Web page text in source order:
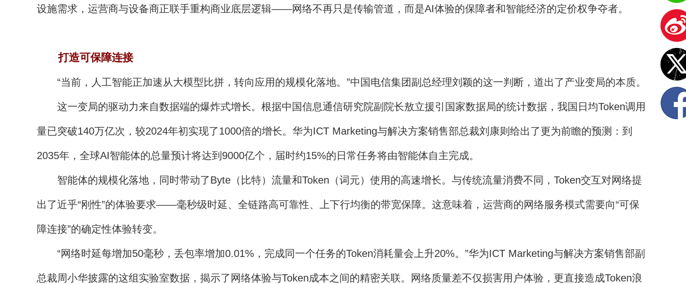
设施需求，运营商与设备商正联手重构商业底层逻辑——网络不再只是传输管道，而是AI体验的保障者和智能经济的定价权争夺者。
打造可保障连接
“当前，人工智能正加速从大模型比拼，转向应用的规模化落地。”中国电信集团副总经理刘颖的这一判断，道出了产业变局的本质。
这一变局的驱动力来自数据端的爆炸式增长。根据中国信息通信研究院副院长敖立援引国家数据局的统计数据，我国日均Token调用
量已突破140万亿次，较2024年初实现了1000倍的增长。华为ICT Marketing与解决方案销售部总裁刘康则给出了更为前瞻的预测：到
2035年，全球AI智能体的总量预计将达到9000亿个，届时约15%的日常任务将由智能体自主完成。
智能体的规模化落地，同时带动了Byte（比特）流量和Token（词元）使用的高速增长。与传统流量消费不同，Token交互对网络提
出了近乎“刚性”的体验要求——毫秒级时延、全链路高可靠性、上下行均衡的带宽保障。这意味着，运营商的网络服务模式需要向“可保
障连接”的确定性体验转变。
“网络时延每增加50毫秒，丢包率增加0.01%，完成同一个任务的Token消耗量会上升20%。”华为ICT Marketing与解决方案销售部副
总裁周小华披露的这组实验室数据，揭示了网络体验与Token成本之间的精密关联。网络质量差不仅损害用户体验，更直接造成Token浪